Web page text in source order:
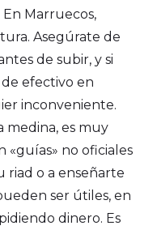
En Marruecos,
Asegúrate de
de subir, y si
efectivo en
inconveniente.
medina, es muy
no oficiales
riad o a enseñarte
ser útiles, en
dinero. Es